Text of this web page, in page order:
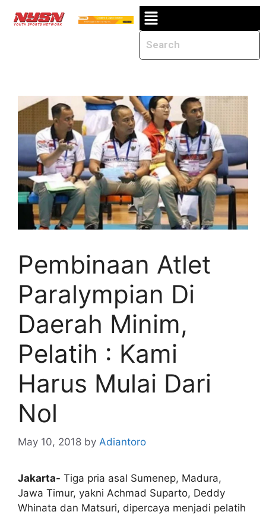
Pembinaan Atlet
Paralympian Di
Daerah Minim,
Pelatih : Kami
Harus Mulai Dari
Nol
May 10, 2018 by Adiantoro
Jakarta- Tiga pria asal Sumenep, Madura,
Jawa Timur, yakni Achmad Suparto, Deddy
Whinata dan Matsuri, dipercaya menjadi pelatih